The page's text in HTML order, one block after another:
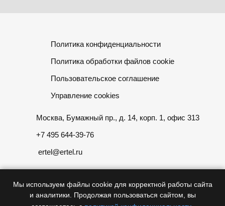
Политика конфиденциальности
Политика обработки файлов cookie
Пользовательское соглашение
Управление cookies
Москва, Бумажный пр., д. 14, корп. 1, офис 313
+7 495 644-39-76
ertel@ertel.ru
Информация размещенная на сайте не является публичной
Мы используем файлы cookie для корректной работы сайта
и аналитики. Продолжая пользоваться сайтом, вы